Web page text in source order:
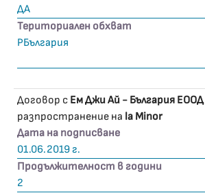
ДА
Териториален обхват
РБългария
Договор с Ем Джи Ай - България ЕООД
разпространение на la Minor
Дата на подписване
01.06.2019 г.
Продължителност в години
2